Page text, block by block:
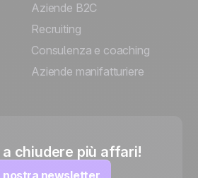
Aziende B2C
Recruiting
Consulenza e coaching
Aziende manifatturiere
chiudere più affari!
newsletter